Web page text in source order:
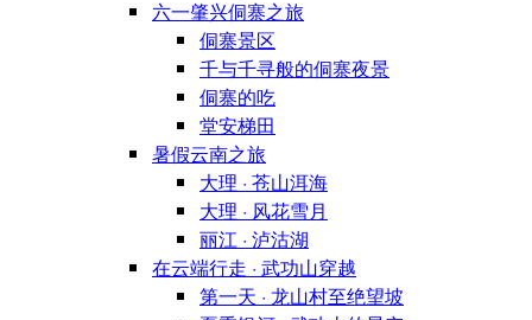
六一肇兴侗寨之旅
侗寨景区
千与千寻般的侗寨夜景
侗寨的吃
堂安梯田
暑假云南之旅
大理 · 苍山洱海
大理 · 风花雪月
丽江 · 泸沽湖
在云端行走 · 武功山穿越
第一天 · 龙山村至绝望坡